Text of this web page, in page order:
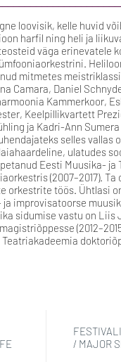
loovisik, kelle huvid
harfil ning heli ja
väga erinevatele
mitmetes
Camara, Daniel
Kammerkoor,
Keelpillikvartett
ja Kadri-Ann
selles vallas
ulatudes
Eesti Muusika-
(2007–2017).
orkestrite töös. Ühtlasi
improvisatoorse
sidumise vastu on
/ MAJOR